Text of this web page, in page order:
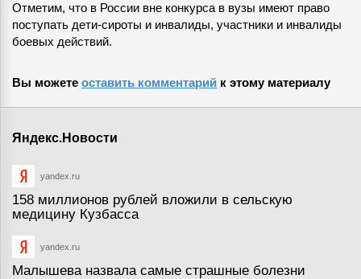
Отметим, что в России вне конкурса в вузы имеют право
поступать дети-сироты и инвалиды, участники и инвалиды
боевых действий.
Вы можете оставить комментарий к этому материалу
Яндекс.Новости
yandex.ru
158 миллионов рублей вложили в сельскую
медицину Кузбасса
yandex.ru
Малышева назвала самые страшные болезни